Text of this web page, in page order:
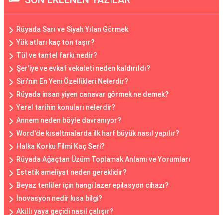
Rüyada Sarı ve Siyah Yılan Görmek
Yük atları kaç ton taşır?
Tül ve tantel farkı nedir?
Şer'iye ve evkaf vekaleti neden kaldırıldı?
Siri'nin En Yeni Özellikleri Nelerdir?
Rüyada insan yiyen canavar görmek ne demek?
Yerel tarihin konuları nelerdir?
Annem neden böyle davranıyor?
Word'de kısaltmalarda ilk harf büyük nasıl yapılır?
Halka Korku Filmi Kaç Seri?
Rüyada Ağaçtan Üzüm Toplamak Anlamı ve Yorumları
Estetik ameliyat neden gereklidir?
Beyaz tenliler için hangi lazer epilasyon cihazı?
İnovasyon nedir kısa bilgi?
Akıllı yaya geçidi nasıl çalışır?